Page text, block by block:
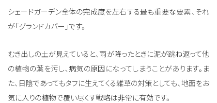
シェードガーデン全体の完成度を左右する最も重要な要素、それ
が「グランドカバー」です。
むき出しの土が見えていると、雨が降ったときに泥が跳ね返って他
の植物の葉を汚し、病気の原因になってしまうことがあります。ま
た、日陰であってもタフに生えてくる雑草の対策としても、地面をお
気に入りの植物で覆い尽くす戦略は非常に有効です。